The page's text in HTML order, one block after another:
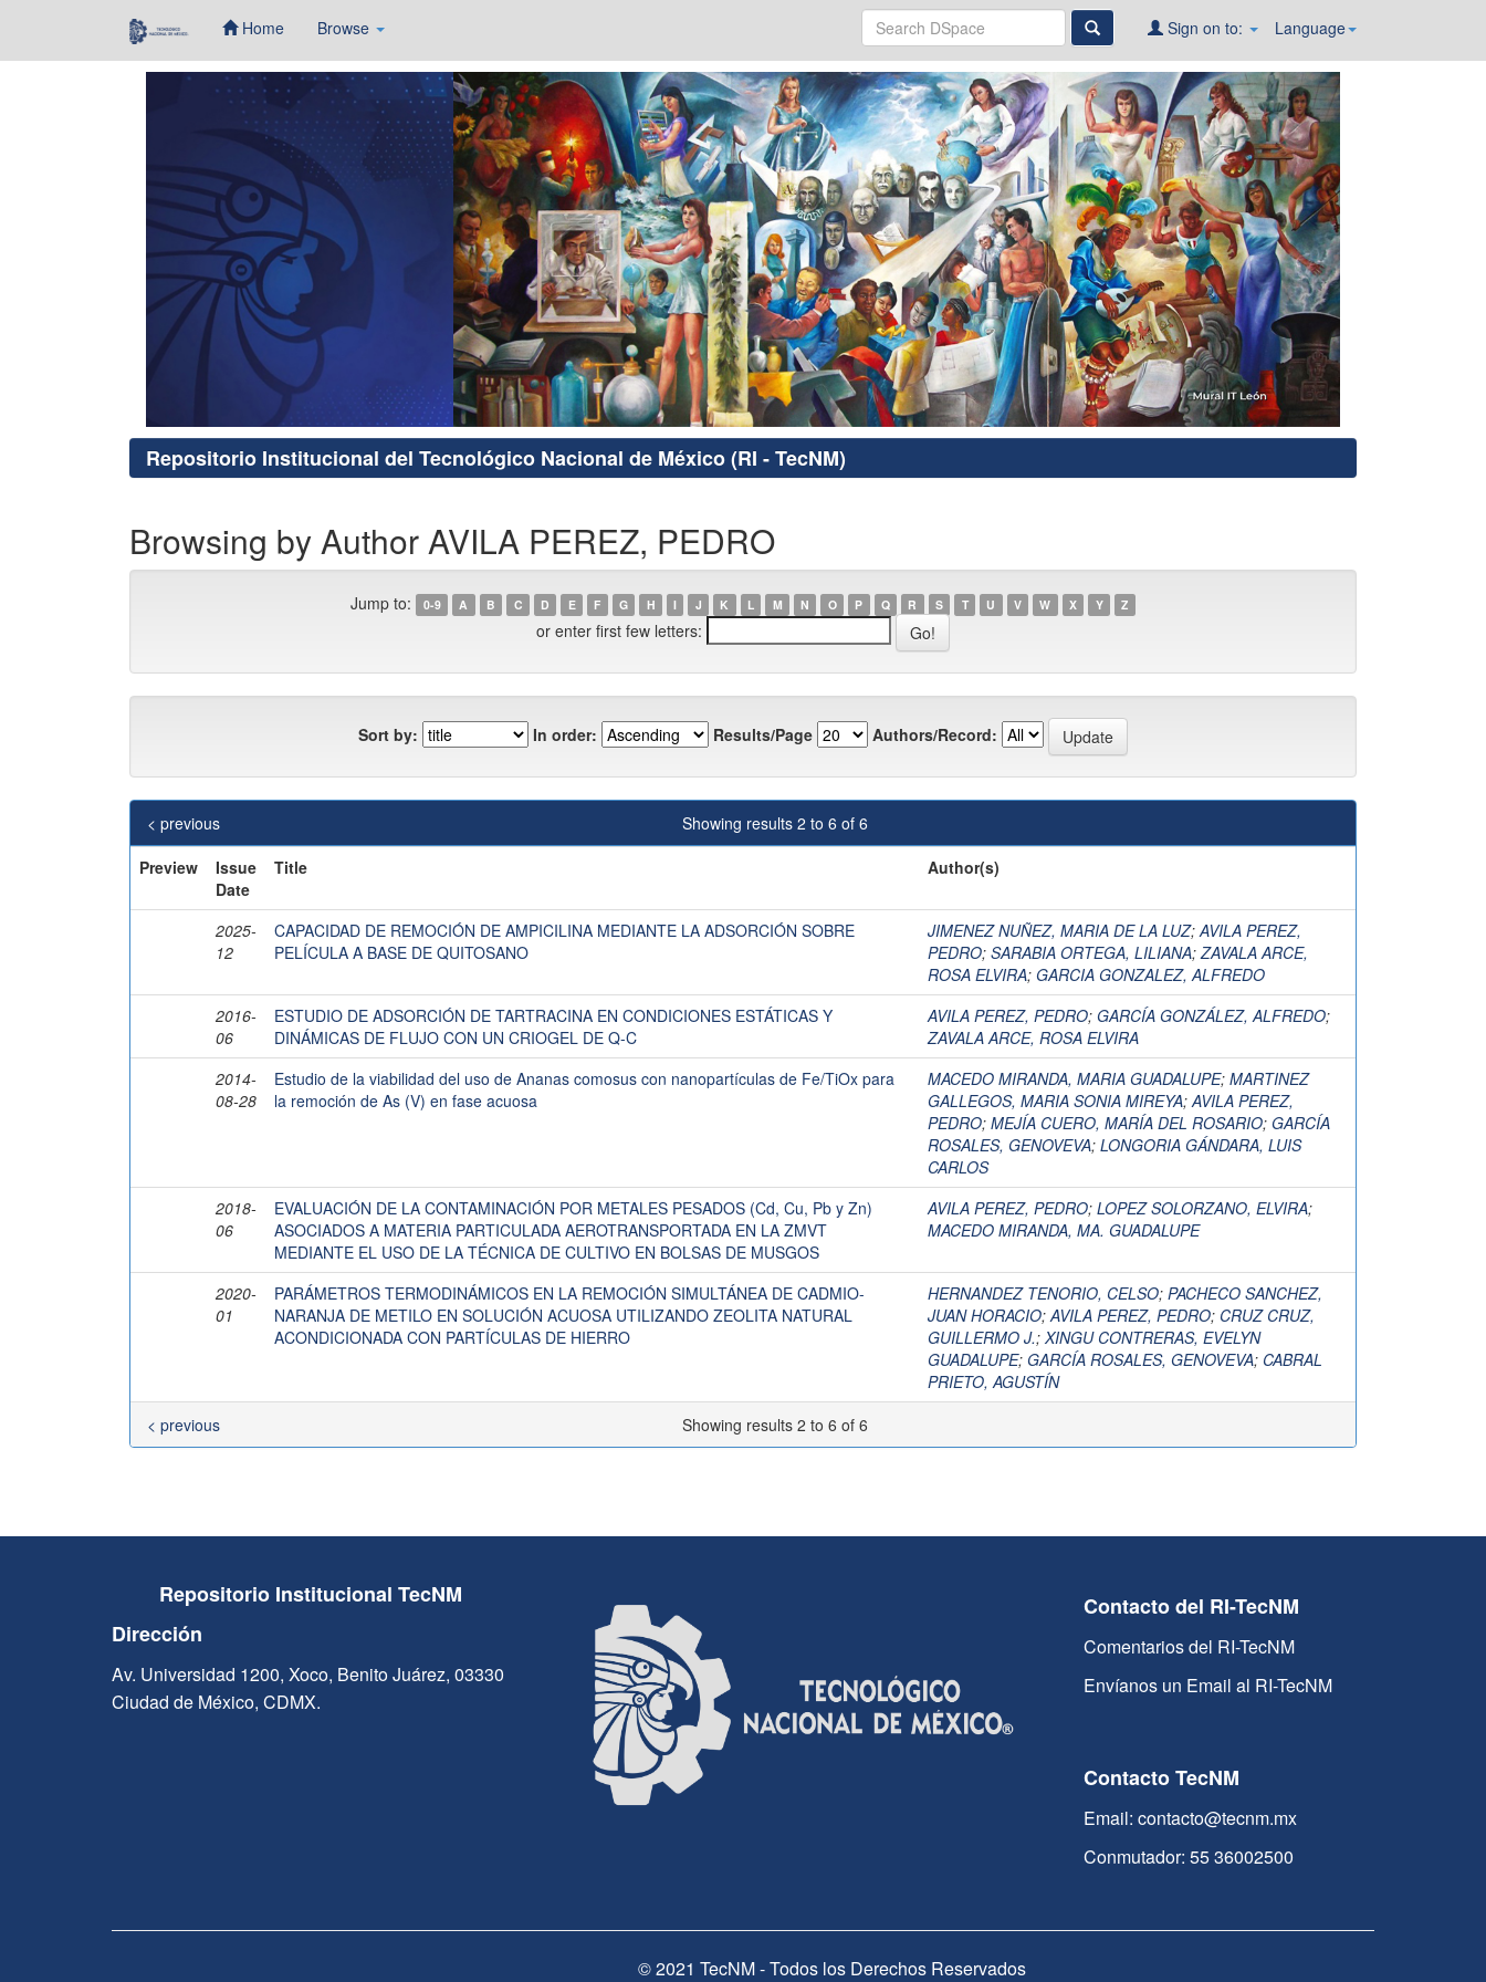
Home Browse Language
Sign on to:
Repositorio Institucional del Tecnológico Nacional de México (RI - TecNM)
Browsing by Author AVILA PEREZ, PEDRO
Jump to: 0-9 A B C D E F G H I J K L M N O P Q R S T U V W X Y Z
or enter first few letters:
Sort by: In order: Results/Page Authors/Record:
Showing results 2 to 6 of 6
< previous
Preview
Issue
Date
Title Author(s)
2025-
12
CAPACIDAD DE REMOCIÓN DE AMPICILINA MEDIANTE LA ADSORCIÓN SOBRE
PELÍCULA A BASE DE QUITOSANO
JIMENEZ NUÑEZ, MARIA DE LA LUZ;AVILA PEREZ,
PEDRO; SARABIA ORTEGA, LILIANA;ZAVALA ARCE,
ROSA ELVIRA; GARCIA GONZALEZ, ALFREDO
2016-
06
ESTUDIO DE ADSORCIÓN DE TARTRACINA EN CONDICIONES ESTÁTICAS Y
DINÁMICAS DE FLUJO CON UN CRIOGEL DE Q-C
AVILA PEREZ, PEDRO; GARCÍA GONZÁLEZ, ALFREDO;
ZAVALA ARCE, ROSA ELVIRA
2014-
08-28
Estudio de la viabilidad del uso de Ananas comosus con nanopartículas de Fe/TiOx para
la remoción de As (V) en fase acuosa
MACEDO MIRANDA, MARIA GUADALUPE; MARTINEZ
GALLEGOS, MARIA SONIA MIREYA;AVILA PEREZ,
PEDRO; MEJÍA CUERO, MARÍA DEL ROSARIO; GARCÍA
ROSALES, GENOVEVA; LONGORIA GÁNDARA, LUIS
CARLOS
2018-
06
EVALUACIÓN DE LA CONTAMINACIÓN POR METALES PESADOS (Cd, Cu, Pb y Zn)
ASOCIADOS A MATERIA PARTICULADA AEROTRANSPORTADA EN LA ZMVT
MEDIANTE EL USO DE LA TÉCNICA DE CULTIVO EN BOLSAS DE MUSGOS
AVILA PEREZ, PEDRO; LOPEZ SOLORZANO, ELVIRA;
MACEDO MIRANDA, MA. GUADALUPE
2020-
01
PARÁMETROS TERMODINÁMICOS EN LA REMOCIÓN SIMULTÁNEA DE CADMIO-
NARANJA DE METILO EN SOLUCIÓN ACUOSA UTILIZANDO ZEOLITA NATURAL
ACONDICIONADA CON PARTÍCULAS DE HIERRO
HERNANDEZ TENORIO, CELSO; PACHECO SANCHEZ,
JUAN HORACIO;AVILA PEREZ, PEDRO; CRUZ CRUZ,
GUILLERMO J.; XINGU CONTRERAS, EVELYN
GUADALUPE; GARCÍA ROSALES, GENOVEVA; CABRAL
PRIETO, AGUSTÍN
Showing results 2 to 6 of 6
< previous
Repositorio Institucional TecNM
Dirección
Av. Universidad 1200, Xoco, Benito Juárez, 03330
Ciudad de México, CDMX.
Contacto del RI-TecNM
Comentarios del RI-TecNM
Envíanos un Email al RI-TecNM
Contacto TecNM
Email: contacto@tecnm.mx
Conmutador: 55 36002500
© 2021 TecNM - Todos los Derechos Reservados